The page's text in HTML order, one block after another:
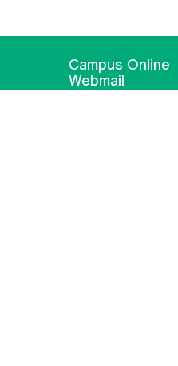
Campus Online
Webmail